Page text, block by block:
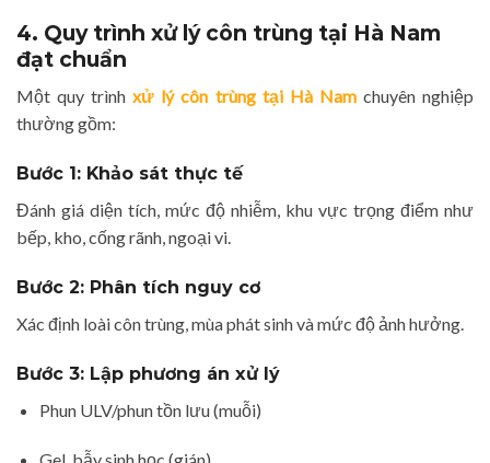
4. Quy trình xử lý côn trùng tại Hà Nam
đạt chuẩn
Một quy trình xử lý côn trùng tại Hà Namchuyên nghiệp
thường gồm:
Bước 1: Khảo sát thực tế
Đánh giá diện tích, mức độ nhiễm, khu vực trọng điểm như
bếp, kho, cống rãnh, ngoại vi.
Bước 2: Phân tích nguy cơ
Xác định loài côn trùng, mùa phát sinh và mức độ ảnh hưởng.
Bước 3: Lập phương án xử lý
Phun ULV/phun tồn lưu (muỗi)